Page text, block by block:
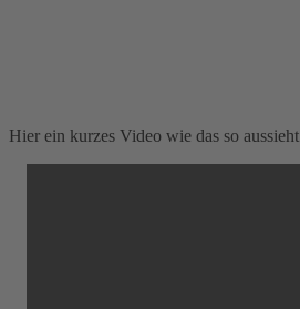
Hier ein kurzes Video wie das so aussieht